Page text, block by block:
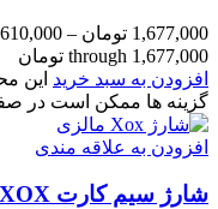
1,677,000 تومان –
610,000
through 1,677,000 تومان
افزودن به سبد خرید این
گزینه ها ممکن است در
افزودن به علاقه مندی
شارژ سیم کارت XOX مالزی